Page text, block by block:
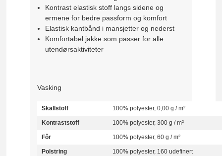
Kontrast elastisk stoff langs sidene og
ermene for bedre passform og komfort
Elastisk kantbånd i mansjetter og nederst
Komfortabel jakke som passer for alle
utendørsaktiviteter
Vasking
Skallstoff 100% polyester, 0,00 g / m²
Kontraststoff 100% polyester, 300 g / m²
Fôr 100% polyester, 60 g / m²
Polstring 100% polyester, 160 udefinert